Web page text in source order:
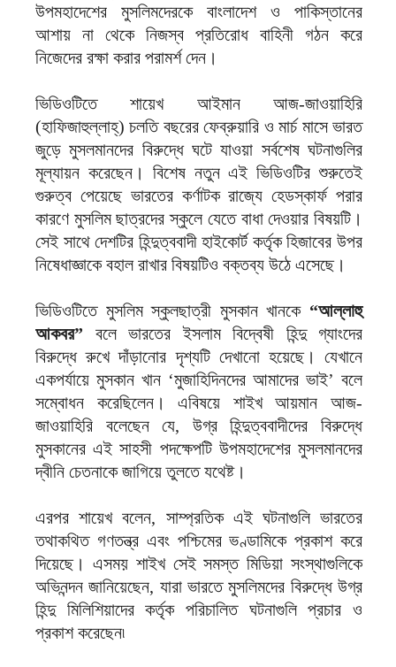
উপমহাদেশের মুসলিমদেরকে বাংলাদেশ ও পাকিস্তানের
আশায় না থেকে নিজস্ব প্রতিরোধ বাহিনী গঠন করে
নিজেদের রক্ষা করার পরামর্শ দেন।
ভিডিওটিতে শায়েখ আইমান আজ-জাওয়াহিরি
(হাফিজাহুল্লাহ্) চলতি বছরের ফেব্রুয়ারি ও মার্চ মাসে ভারত
জুড়ে মুসলমানদের বিরুদ্ধে ঘটে যাওয়া সর্বশেষ ঘটনাগুলির
মূল্যায়ন করেছেন। বিশেষ নতুন এই ভিডিওটির শুরুতেই
গুরুত্ব পেয়েছে ভারতের কর্ণাটক রাজ্যে হেডস্কার্ফ পরার
কারণে মুসলিম ছাত্রদের স্কুলে যেতে বাধা দেওয়ার বিষয়টি।
সেই সাথে দেশটির হিন্দুত্ববাদী হাইকোর্ট কর্তৃক হিজাবের উপর
নিষেধাজ্ঞাকে বহাল রাখার বিষয়টিও বক্তব্য উঠে এসেছে।
ভিডিওটিতে মুসলিম স্কুলছাত্রী মুসকান খানকে “আল্লাহু
আকবর” বলে ভারতের ইসলাম বিদ্বেষী হিন্দু গ্যাংদের
বিরুদ্ধে রুখে দাঁড়ানোর দৃশ্যটি দেখানো হয়েছে। যেখানে
একপর্যায়ে মুসকান খান ‘মুজাহিদিনদের আমাদের ভাই’ বলে
সম্বোধন করেছিলেন। এবিষয়ে শাইখ আয়মান আজ-
জাওয়াহিরি বলেছেন যে, উগ্র হিন্দুত্ববাদীদের বিরুদ্ধে
মুসকানের এই সাহসী পদক্ষেপটি উপমহাদেশের মুসলমানদের
দ্বীনি চেতনাকে জাগিয়ে তুলতে যথেষ্ট।
এরপর শায়েখ বলেন, সাম্প্রতিক এই ঘটনাগুলি ভারতের
তথাকথিত গণতন্ত্র এবং পশ্চিমের ভণ্ডামিকে প্রকাশ করে
দিয়েছে। এসময় শাইখ সেই সমস্ত মিডিয়া সংস্থাগুলিকে
অভিনন্দন জানিয়েছেন, যারা ভারতে মুসলিমদের বিরুদ্ধে উগ্র
হিন্দু মিলিশিয়াদের কর্তৃক পরিচালিত ঘটনাগুলি প্রচার ও
প্রকাশ করেছেন৷